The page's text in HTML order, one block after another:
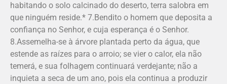
habitando o solo calcinado do deserto, terra salobra em
que ninguém reside.* 7.Bendito o homem que deposita a
confiança no Senhor, e cuja esperança é o Senhor.
8.Assemelha-se à árvore plantada perto da água, que
estende as raízes para o arroio; se vier o calor, ela não
temerá, e sua folhagem continuará verdejante; não a
inquieta a seca de um ano, pois ela continua a produzir